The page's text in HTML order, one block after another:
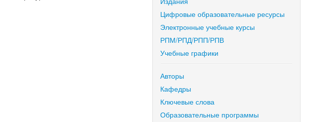
Цифровые образовательные ресурсы
Электронные учебные курсы
РПМ/РПД/РПП/РПВ
Учебные графики
Авторы
Кафедры
Ключевые слова
Образовательные программы